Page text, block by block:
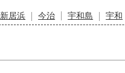
新居浜 今治 宇和島
宇和